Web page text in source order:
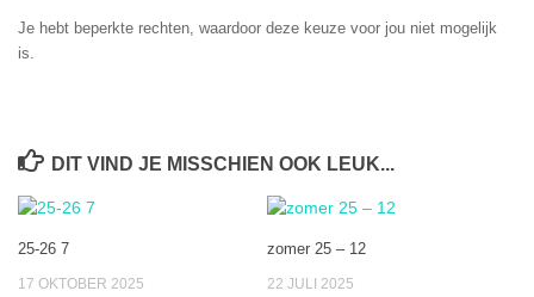
Je hebt beperkte rechten, waardoor deze keuze voor jou niet mogelijk
is.
DIT VIND JE MISSCHIEN OOK LEUK...
25-26 7
17 OKTOBER 2025
zomer 25 – 12
22 JULI 2025